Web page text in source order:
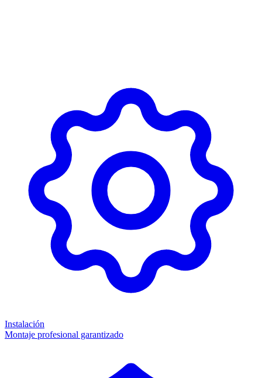
Instalación
Montaje profesional garantizado